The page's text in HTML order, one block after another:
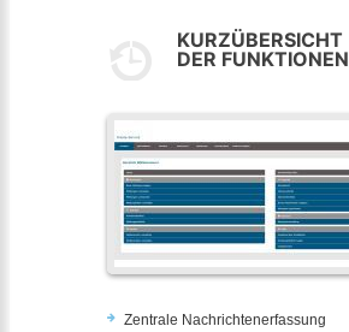
KURZÜBERSICHT
DER FUNKTIONEN
Zentrale Nachrichtenerfassung